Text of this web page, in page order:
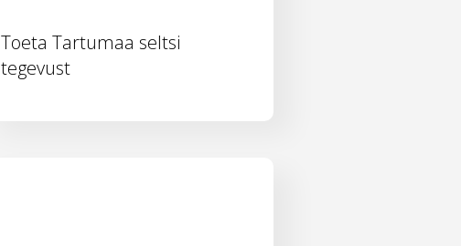
Toeta Tartumaa seltsi
tegevust